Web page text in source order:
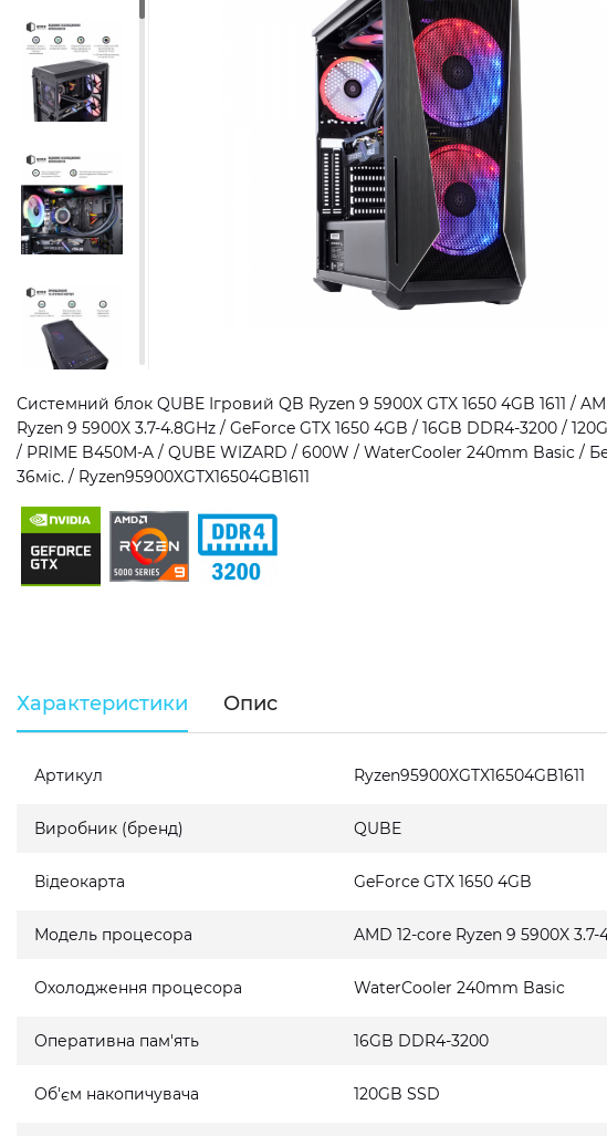
Системний блок QUBE Ігровий QB Ryzen 9 5900X GTX 1650 4GB 1611 /
Ryzen 9 5900X 3.7-4.8GHz / GeForce GTX 1650 4GB / 16GB DDR4-3200 /
/ PRIME B450M-A / QUBE WIZARD / 600W / WaterCooler 240mm Basic /
36міс. / Ryzen95900XGTX16504GB1611
Характеристики Опис
Артикул Ryzen95900XGTX16504GB1611
Виробник (бренд) QUBE
Відеокарта GeForce GTX 1650 4GB
Модель процесора AMD 12-core Ryzen 9 5900X 3.7-
Охолодження процесора WaterCooler 240mm Basic
Оперативна пам'ять 16GB DDR4-3200
Об'єм накопичувача 120GB SSD